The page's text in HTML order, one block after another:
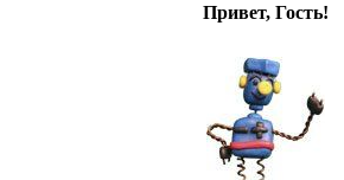
Привет, Гость!